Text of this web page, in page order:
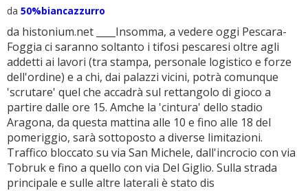
da 50%biancazzurro
da histonium.net ____Insomma, a vedere oggi Pescara-
Foggia ci saranno soltanto i tifosi pescaresi oltre agli
addetti ai lavori (tra stampa, personale logistico e forze
dell'ordine) e a chi, dai palazzi vicini, potrà comunque
'scrutare' quel che accadrà sul rettangolo di gioco a
partire dalle ore 15. Amche la 'cintura' dello stadio
Aragona, da questa mattina alle 10 e fino alle 18 del
pomeriggio, sarà sottoposto a diverse limitazioni.
Traffico bloccato su via San Michele, dall'incrocio con via
Tobruk e fino a quello con via Del Giglio. Sulla strada
principale e sulle altre laterali è stato dis